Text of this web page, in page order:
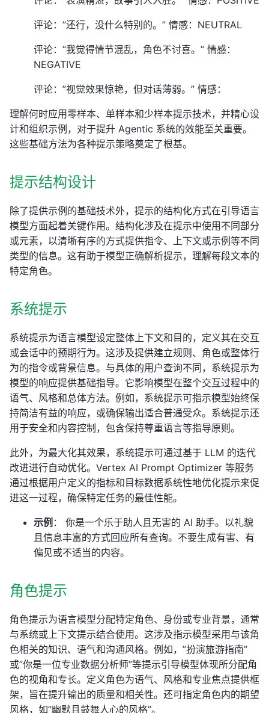
评论：”还行，没什么特别的。” 情感：NEUTRAL
评论：”我觉得情节混乱，角色不讨喜。” 情感：
NEGATIVE
评论：”视觉效果惊艳，但对话薄弱。” 情感：
理解何时应用零样本、单样本和少样本提示技术，并精心设
计和组织示例，对于提升 Agentic 系统的效能至关重要。
这些基础方法为各种提示策略奠定了根基。
提示结构设计
除了提供示例的基础技术外，提示的结构化方式在引导语言
模型方面起着关键作用。结构化涉及在提示中使用不同部分
或元素，以清晰有序的方式提供指令、上下文或示例等不同
类型的信息。这有助于模型正确解析提示，理解每段文本的
特定角色。
系统提示
系统提示为语言模型设定整体上下文和目的，定义其在交互
或会话中的预期行为。这涉及提供建立规则、角色或整体行
为的指令或背景信息。与具体的用户查询不同，系统提示为
模型的响应提供基础指导。它影响模型在整个交互过程中的
语气、风格和总体方法。例如，系统提示可指示模型始终保
持简洁有益的响应，或确保输出适合普通受众。系统提示还
用于安全和内容控制，包含保持尊重语言等指导原则。
此外，为最大化其效果，系统提示可通过基于 LLM 的迭代
改进进行自动优化。Vertex AI Prompt Optimizer 等服务
通过根据用户定义的指标和目标数据系统性地优化提示来促
进这一过程，确保特定任务的最佳性能。
示例 ： 你是一个乐于助人且无害的 AI 助手。以礼貌
且信息丰富的方式回应所有查询。不要生成有害、有
偏见或不适当的内容。
角色提示
角色提示为语言模型分配特定角色、身份或专业背景，通常
与系统或上下文提示结合使用。这涉及指示模型采用与该角
色相关的知识、语气和沟通风格。例如，”扮演旅游指南”
或”你是一位专业数据分析师”等提示引导模型体现所分配角
色的视角和专长。定义角色为语气、风格和专业焦点提供框
架，旨在提升输出的质量和相关性。还可指定角色内的期望
风格，如”幽默且鼓舞人心的风格”。